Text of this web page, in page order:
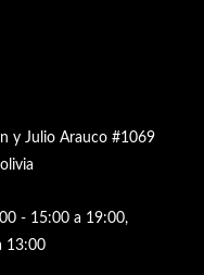
y Julio Arauco #1069
- 15:00 a 19:00,
13:00